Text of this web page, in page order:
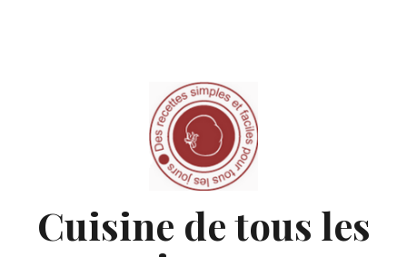
Cuisine de tous les